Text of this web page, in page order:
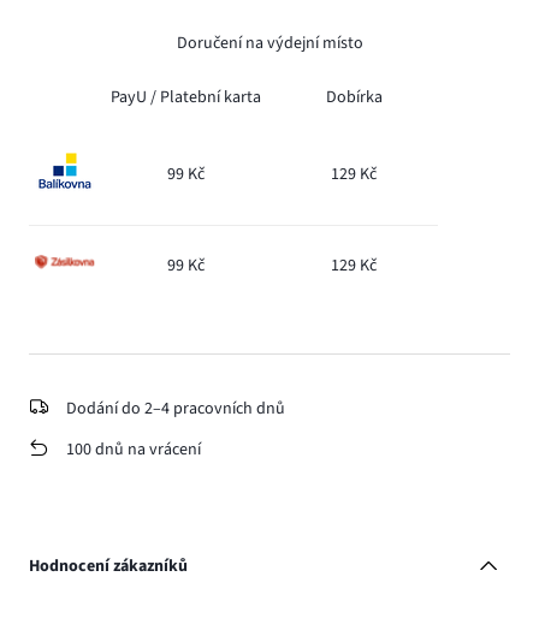
Doručení na výdejní místo
PayU / Platební karta Dobírka
99 Kč 129 Kč
99 Kč 129 Kč
Dodání do 2–4 pracovních dnů
100 dnů na vrácení
Hodnocení zákazníků